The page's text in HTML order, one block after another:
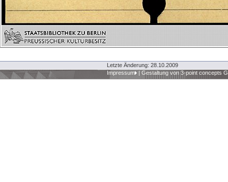
Letzte Änderung: 28.10.2009
Impressum
| Gestaltung von 3-point concepts